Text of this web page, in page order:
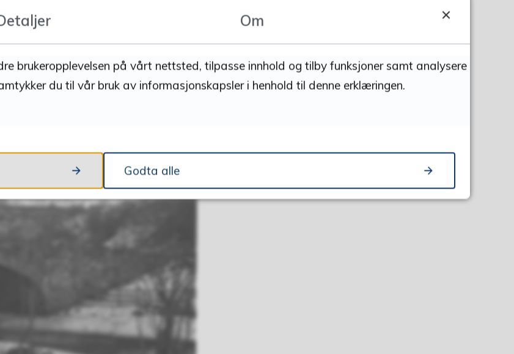
Håjenbrua" ligger litt lengre ned
Om
brukeropplevelsen på vårt nettsted, tilpasse innhold og tilby funksjoner samt analysere
du til vår bruk av informasjonskapsler i henhold til denne erklæringen.
Godta alle